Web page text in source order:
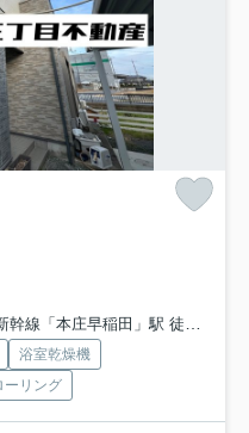
幹線「本庄早稲田」駅 徒歩77分
浴室乾燥機
ーリング